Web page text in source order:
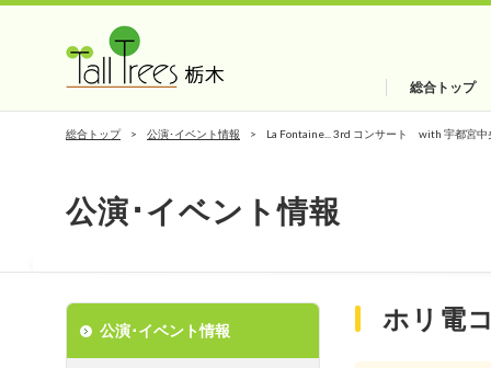
総合トップ
総合トップ 公演･イベント情報 La Fontaine... 3rd コンサート with 宇都宮
公演･イベント情報
ホリ電
公演･イベント情報